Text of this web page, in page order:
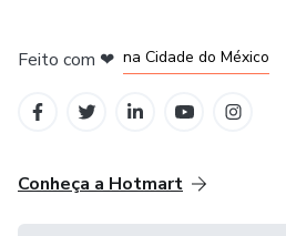
Feito com ❤ na Cidade do México
Conheça a Hotmart